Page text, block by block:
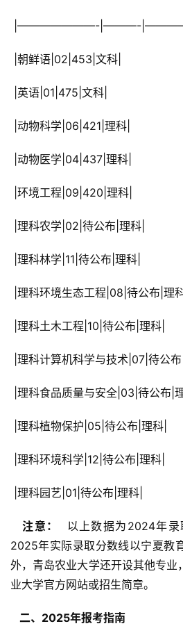
|———————-|———-
|朝鲜语|02|453|文科|
|英语|01|475|文科|
|动物科学|06|421|理科|
|动物医学|04|437|理科|
|环境工程|09|420|理科|
|理科农学|02|待公布|理科|
|理科林学|11|待公布|理科|
|理科环境生态工程|08|待公布|理
|理科土木工程|10|待公布|理科|
|理科计算机科学与技术|07|待公布
|理科食品质量与安全|03|待公布|
|理科植物保护|05|待公布|理科|
|理科环境科学|12|待公布|理科|
|理科园艺|01|待公布|理科|
  注意：
以上数据为2024年录
2025年实际录取分数线以宁夏教
外，青岛农业大学还开设其他专业
业大学官方网站或招生简章。
  二、2025年报考指南